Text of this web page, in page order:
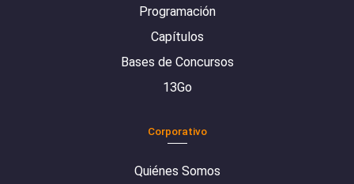
Programación
Capítulos
Bases de Concursos
13Go
Corporativo
Quiénes Somos